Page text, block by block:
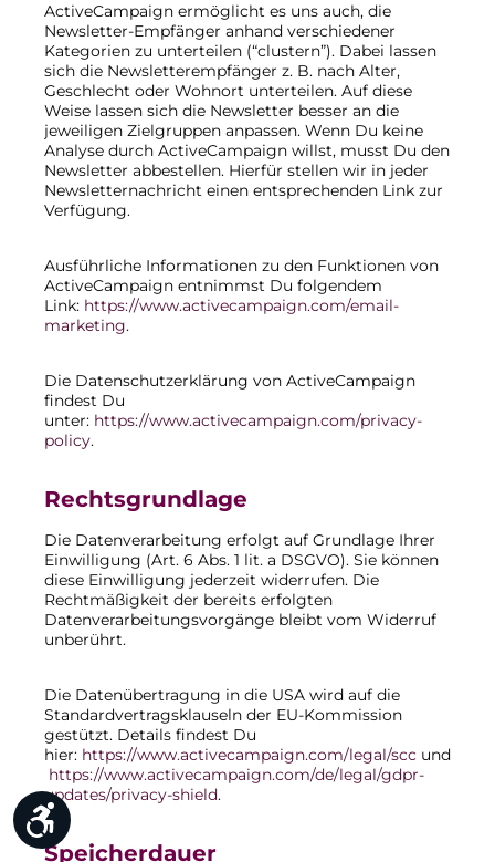
ActiveCampaign ermöglicht es uns auch, die
Newsletter-Empfänger anhand verschiedener
Kategorien zu unterteilen (“clustern”). Dabei lassen
sich die Newsletterempfänger z. B. nach Alter,
Geschlecht oder Wohnort unterteilen. Auf diese
Weise lassen sich die Newsletter besser an die
jeweiligen Zielgruppen anpassen. Wenn Du keine
Analyse durch ActiveCampaign willst, musst Du den
Newsletter abbestellen. Hierfür stellen wir in jeder
Newsletternachricht einen entsprechenden Link zur
Verfügung.
Ausführliche Informationen zu den Funktionen von
ActiveCampaign entnimmst Du folgendem
Link: https://www.activecampaign.com/email-
marketing.
Die Datenschutzerklärung von ActiveCampaign
findest Du
unter: https://www.activecampaign.com/privacy-
policy.
Rechtsgrundlage
Die Datenverarbeitung erfolgt auf Grundlage Ihrer
Einwilligung (Art. 6 Abs. 1 lit. a DSGVO). Sie können
diese Einwilligung jederzeit widerrufen. Die
Rechtmäßigkeit der bereits erfolgten
Datenverarbeitungsvorgänge bleibt vom Widerruf
unberührt.
Die Datenübertragung in die USA wird auf die
Standardvertragsklauseln der EU-Kommission
gestützt. Details findest Du
hier: https://www.activecampaign.com/legal/scc und
https://www.activecampaign.com/de/legal/gdpr-
updates/privacy-shield.
Speicherdauer
Werkzeugleiste anzeigen